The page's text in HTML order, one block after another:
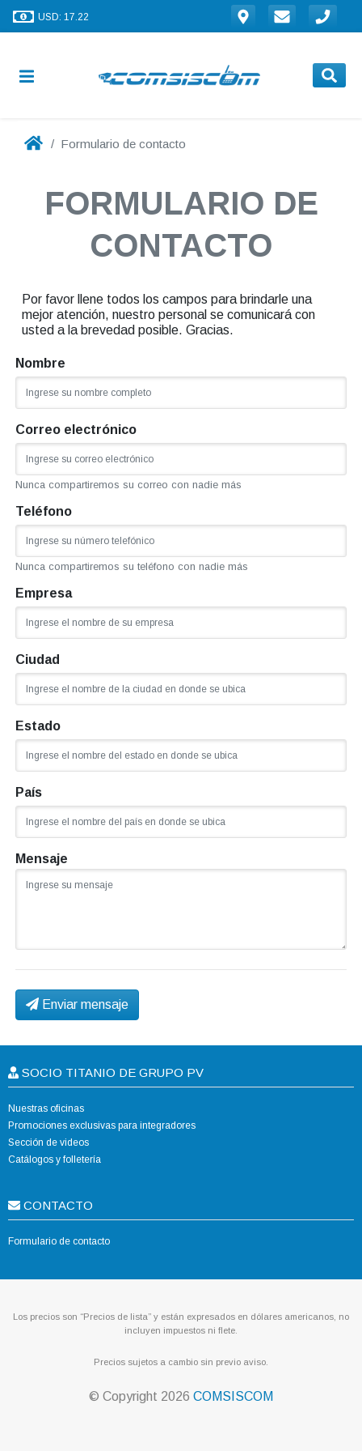
USD: 17.22
Formulario de contacto
FORMULARIO DE
CONTACTO
Por favor llene todos los campos para brindarle una
mejor atención, nuestro personal se comunicará con
usted a la brevedad posible. Gracias.
Nombre
Correo electrónico
Nunca compartiremos su correo con nadie más
Teléfono
Nunca compartiremos su teléfono con nadie más
Empresa
Ciudad
Estado
País
Mensaje
Enviar mensaje
SOCIO TITANIO DE GRUPO PV
Nuestras oficinas
Promociones exclusivas para integradores
Sección de videos
Catálogos y folletería
CONTACTO
Formulario de contacto
Los precios son “Precios de lista” y están expresados en dólares americanos, no
incluyen impuestos ni flete.
Precios sujetos a cambio sin previo aviso.
© Copyright 2026 COMSISCOM